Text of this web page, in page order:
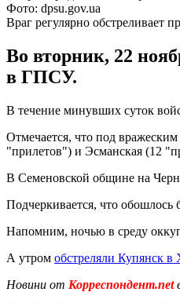
Фото: dpsu.gov.ua
Враг регулярно обстреливает
Во вторник, 22
в ГПСУ.
В течение минувших суток
Отмечается, что под
"прилетов") и Эсманская (12
В Семеновской общине на
Подчеркивается, что обошлось
Напомним, ночью в среду
А утром обстреляли Купянск в
Новини от Корреспондент.net